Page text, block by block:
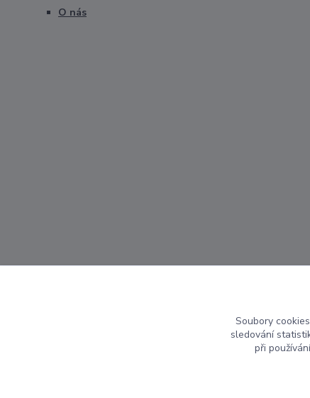
O nás
Soubory
sledování
při